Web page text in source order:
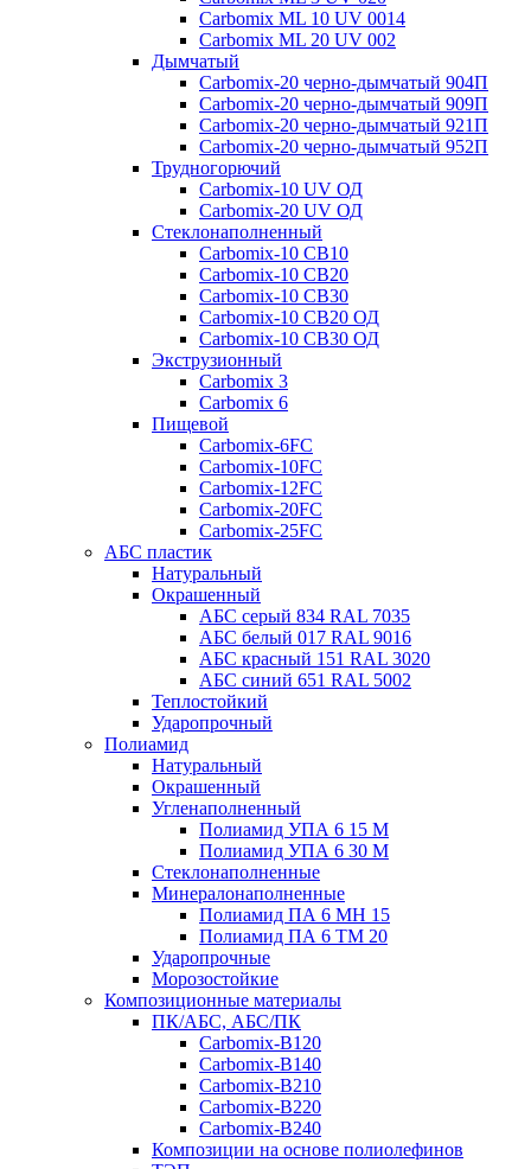
Carbomix ML 10 UV 0014
Carbomix ML 20 UV 002
Дымчатый
Carbomix-20 черно-дымчатый 904П
Carbomix-20 черно-дымчатый 909П
Carbomix-20 черно-дымчатый 921П
Carbomix-20 черно-дымчатый 952П
Трудногорючий
Carbomix-10 UV ОД
Carbomix-20 UV ОД
Стеклонаполненный
Carbomix-10 СВ10
Carbomix-10 СВ20
Carbomix-10 СВ30
Carbomix-10 СВ20 ОД
Carbomix-10 СВ30 ОД
Экструзионный
Carbomix 3
Carbomix 6
Пищевой
Carbomix-6FC
Carbomix-10FC
Carbomix-12FC
Carbomix-20FC
Carbomix-25FC
АБС пластик
Натуральный
Окрашенный
АБС серый 834 RAL 7035
АБС белый 017 RAL 9016
АБС красный 151 RAL 3020
АБС синий 651 RAL 5002
Теплостойкий
Ударопрочный
Полиамид
Натуральный
Окрашенный
Угленаполненный
Полиамид УПА 6 15 М
Полиамид УПА 6 30 М
Стеклонаполненные
Минералонаполненные
Полиамид ПА 6 МН 15
Полиамид ПА 6 ТМ 20
Ударопрочные
Морозостойкие
Композиционные материалы
ПК/АБС, АБС/ПК
Carbomix-В120
Carbomix-В140
Carbomix-В210
Carbomix-В220
Carbomix-В240
Композиции на основе полиолефинов